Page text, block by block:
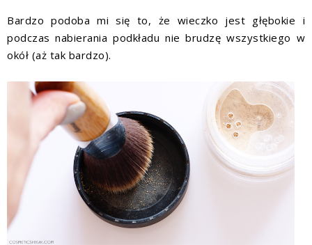
Bardzo podoba mi się to, że wieczko jest głębokie i
podczas nabierania podkładu nie brudzę wszystkiego w
okół (aż tak bardzo).